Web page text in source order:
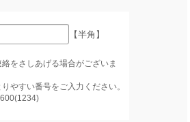
【半角】
をさしあげる場合がございま
やすい番号をご入力ください。